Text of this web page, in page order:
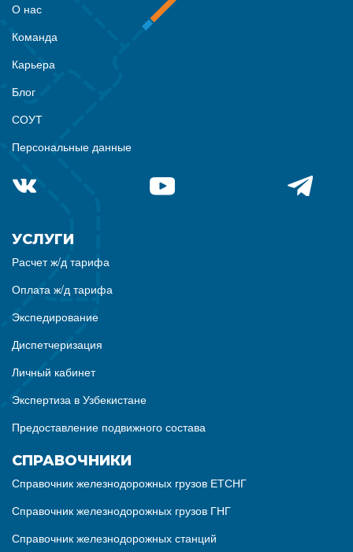
О нас
Команда
Карьера
Блог
СОУТ
Персональные данные
УСЛУГИ
Расчет ж/д тарифа
Оплата ж/д тарифа
Экспедирование
Диспетчеризация
Личный кабинет
Экспертиза в Узбекистане
Предоставление подвижного состава
СПРАВОЧНИКИ
Справочник железнодорожных грузов ЕТСНГ
Справочник железнодорожных грузов ГНГ
Справочник железнодорожных станций